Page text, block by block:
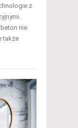
z
nie
także